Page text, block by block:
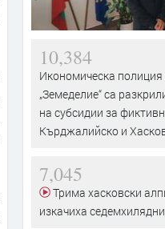
10,384
Икономическа
„Земеделие“ са
на субсидии за
Кърджалийско и
7,045
Трима хасковски
изкачиха